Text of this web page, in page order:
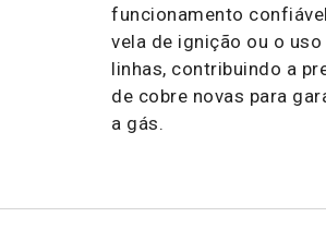
funcionamento
vela de ignição ou o
linhas, contribuindo a
de cobre novas para
a gás.